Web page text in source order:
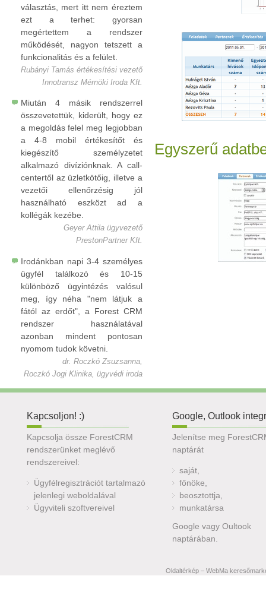
választás, mert itt nem éreztem
ezt a terhet: gyorsan
megértettem a rendszer
működését, nagyon tetszett a
funkcionalitás és a felület.
Rubányi Tamás értékesítési vezető
Innotransz Mérnöki Iroda Kft.
Miután 4 másik rendszerrel
összevetettük, kiderült, hogy ez
a megoldás felel meg legjobban
a 4-8 mobil értékesítőt és
kiegészítő személyzetet
alkalmazó divíziónknak. A call-
centertől az üzletkötőig, illetve a
vezetői ellenőrzésig jól
használható eszközt ad a
kollégák kezébe.
Geyer Attila ügyvezető
PrestonPartner Kft.
Irodánkban napi 3-4 személyes
ügyfél találkozó és 10-15
különböző ügyintézés valósul
meg, így néha "nem látjuk a
fától az erdőt", a Forest CRM
rendszer használatával
azonban mindent pontosan
nyomom tudok követni.
dr. Roczkó Zsuzsanna,
Roczkó Jogi Klinika, ügyvédi iroda
Egyszerű
Kapcsoljon! :)
Kapcsolja össze ForestCRM
rendszerünket meglévő
rendszereivel:
Ügyfélregisztrációt tartalmazó
jelenlegi weboldalával
Ügyviteli szoftvereivel
Google, Outlook
Jelenítse meg
naptárát
saját,
főnöke,
beosztottja,
munkatársa
Google vagy Oultook
naptárában.
Oldaltérkép –WebMa